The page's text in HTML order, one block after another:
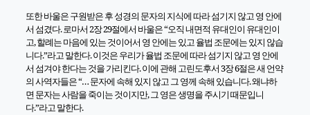
또한 바울은 구원받은 후 성경의 문자의 지식에 따라 섬기지 않고 영 안에
서 섬겼다. 로마서 2장 29절에서 바울은 “오직 내면적 유대인이 유대인이
고, 할례는 마음에 있는 것이어서 영 안에는 있고 율법 조문에는 있지 않습
니다.”라고 말한다. 이것은 우리가 율법 조문에 따라 섬기지 않고 영 안에
서 섬겨야 한다는 것을 가리킨다. 이에 관해 고린도후서 3장 6절은 새 언약
의 사역자들은 “… 문자에 속해 있지 않고 그 영께 속해 있습니다. 왜냐하
면 문자는 사람을 죽이는 것이지만, 그 영은 생명을 주시기 때문입니
다.”라고 말한다.